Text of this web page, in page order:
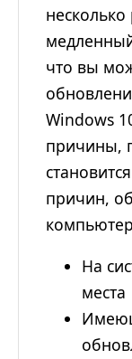
что вы
Windows
причины,
причин,
На
места